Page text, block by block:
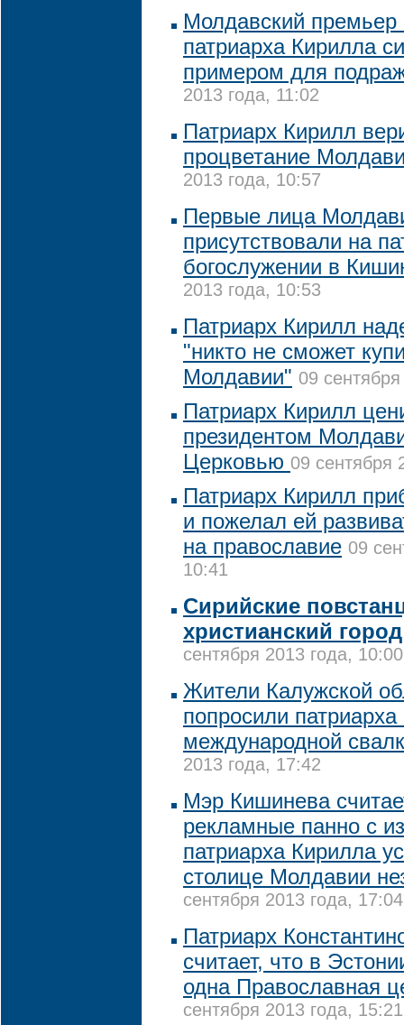
Молдавский премьер
патриарха Кирилла
примером для
2013 года, 11:02
Патриарх Кирилл
процветание
2013 года, 10:57
Первые лица
присутствовали на
богослужении в
2013 года, 10:53
Патриарх Кирилл
"никто не сможет
Молдавии" 09
Патриарх Кирилл
президентом
Церковью 09 сентября
Патриарх Кирилл
и пожелал ей
на православие 09
10:41
Сирийские
христианский
сентября 2013 года, 10:00
Жители Калужской
попросили патриарха
международной
2013 года, 17:42
Мэр Кишинева
рекламные панно с
патриарха Кирилла
столице Молдавии
сентября 2013 года, 17:04
Патриарх
считает, что в
одна Православная
сентября 2013 года, 15:21